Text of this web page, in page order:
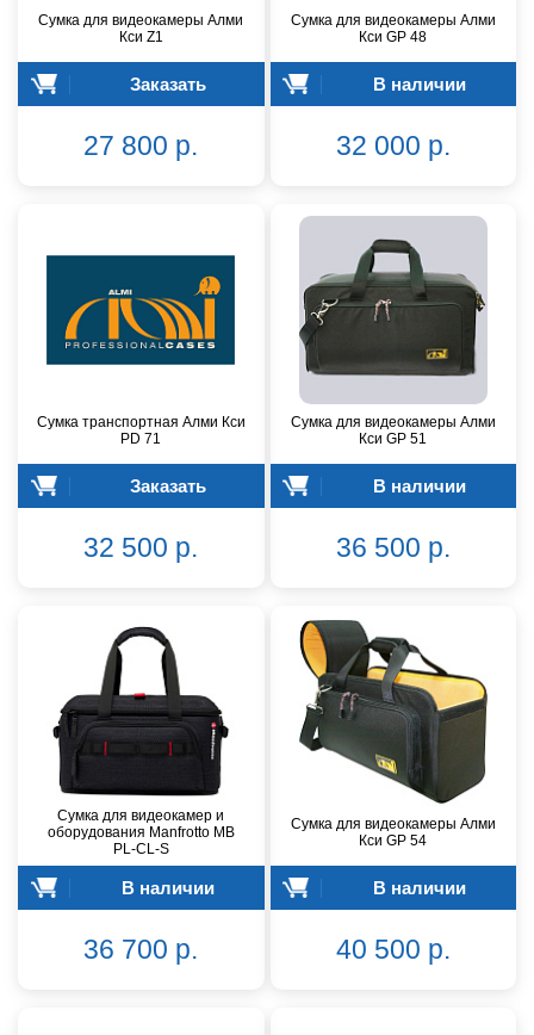
Сумка для видеокамеры Алми
Кси Z1
Заказать
27 800 р.
Сумка для видеокамеры Алми
Кси GP 48
В наличии
32 000 р.
Сумка транспортная Алми Кси
PD 71
Заказать
32 500 р.
Сумка для видеокамеры Алми
Кси GP 51
В наличии
36 500 р.
Сумка для видеокамер и
оборудования Manfrotto MB
PL-CL-S
В наличии
36 700 р.
Сумка для видеокамеры Алми
Кси GP 54
В наличии
40 500 р.